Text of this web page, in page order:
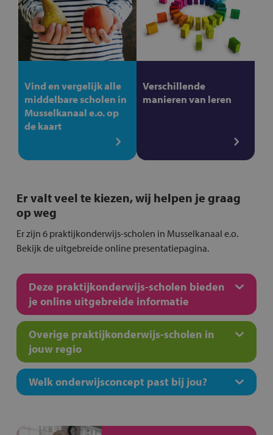
Vind en vergelijk alle
middelbare scholen in
Musselkanaal e.o. op
de kaart
Verschillende
manieren van leren
Er valt veel te kiezen, wij helpen je graag
op weg
Er zijn 6 praktijkonderwijs-scholen in Musselkanaal e.o.
Bekijk de uitgebreide online presentatiepagina.
Deze praktijkonderwijs-scholen bieden
je online uitgebreide informatie
Overige praktijkonderwijs-scholen in
jouw regio
Welk onderwijsconcept past bij jou?